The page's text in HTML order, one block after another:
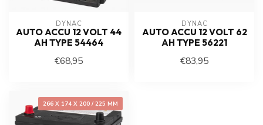
DYNAC
AUTO ACCU 12 VOLT 44
AH TYPE 54464
€68,95
DYNAC
AUTO ACCU 12 VOLT 62
AH TYPE 56221
€83,95
266 X 174 X 200 / 225 MM